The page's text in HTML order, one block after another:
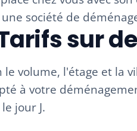
société de
sur
le volume, l'étage et la
à votre
jour J.